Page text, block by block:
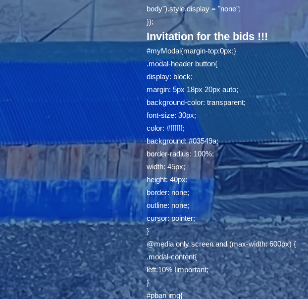
body").style.display = "none";
});
Invitation for the bids !!!
#myModal{margin-top:0px;}
.modal-header button{
display: block;
margin: 5px 18px 20px auto;
background-color: transparent;
font-size: 30px;
color: #ffffff;
background: #03549a;
border-radius: 100%;
width: 45px;
height: 40px;
border: none;
outline: none;
cursor: pointer;
}
@media only screen and (max-width: 600px) {
.modal-content{
left:10% !important;
}
#pban img{